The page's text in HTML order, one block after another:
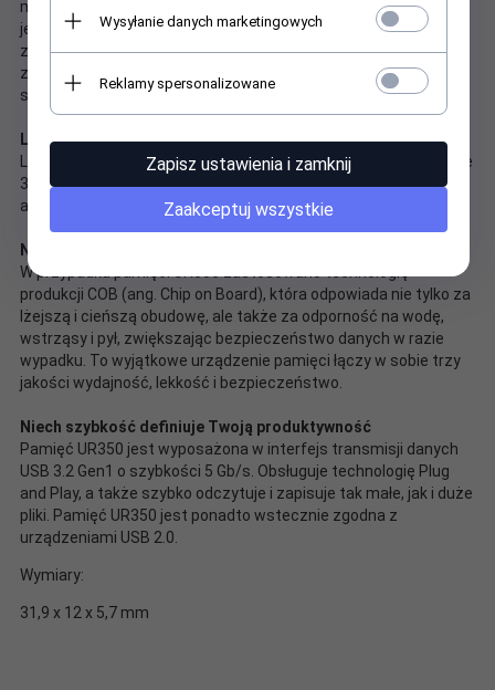
mocniej podkreślają kombinację stylu i technologii. Dzięki
jednoczęściowej, bezzatyczkowej konstrukcji gubienie
zatyczek to już przeszłość. Pamięć UR350 sprawi, że
zapisywanie danych przestanie być monotonną czynnością, a
stanie się ważnym punktem w cyklu pracy.
Lżejsza od Twoich wyobrażeń
Lekka i potężna niczym magia. Pamięć UR350, ważąca zaledwie
3,5 g, jest niezwykle lekka. Ledwo można wyczuć jej obecność,
ale na pewno będzie cieszyć płynnymi transferami danych.
Nie tylko przechowuje, ale także chroni
W przypadku pamięci UR350 zastosowano technologię
produkcji COB (ang. Chip on Board), która odpowiada nie tylko za
lżejszą i cieńszą obudowę, ale także za odporność na wodę,
wstrząsy i pył, zwiększając bezpieczeństwo danych w razie
wypadku. To wyjątkowe urządzenie pamięci łączy w sobie trzy
jakości wydajność, lekkość i bezpieczeństwo.
Niech szybkość definiuje Twoją produktywność
Pamięć UR350 jest wyposażona w interfejs transmisji danych
USB 3.2 Gen1 o szybkości 5 Gb/s. Obsługuje technologię Plug
and Play, a także szybko odczytuje i zapisuje tak małe, jak i duże
pliki. Pamięć UR350 jest ponadto wstecznie zgodna z
urządzeniami USB 2.0.
Wymiary:
31,9 x 12 x 5,7 mm
Wysyłanie danych marketingowych
Reklamy spersonalizowane
Zapisz ustawienia i zamknij
Zaakceptuj wszystkie